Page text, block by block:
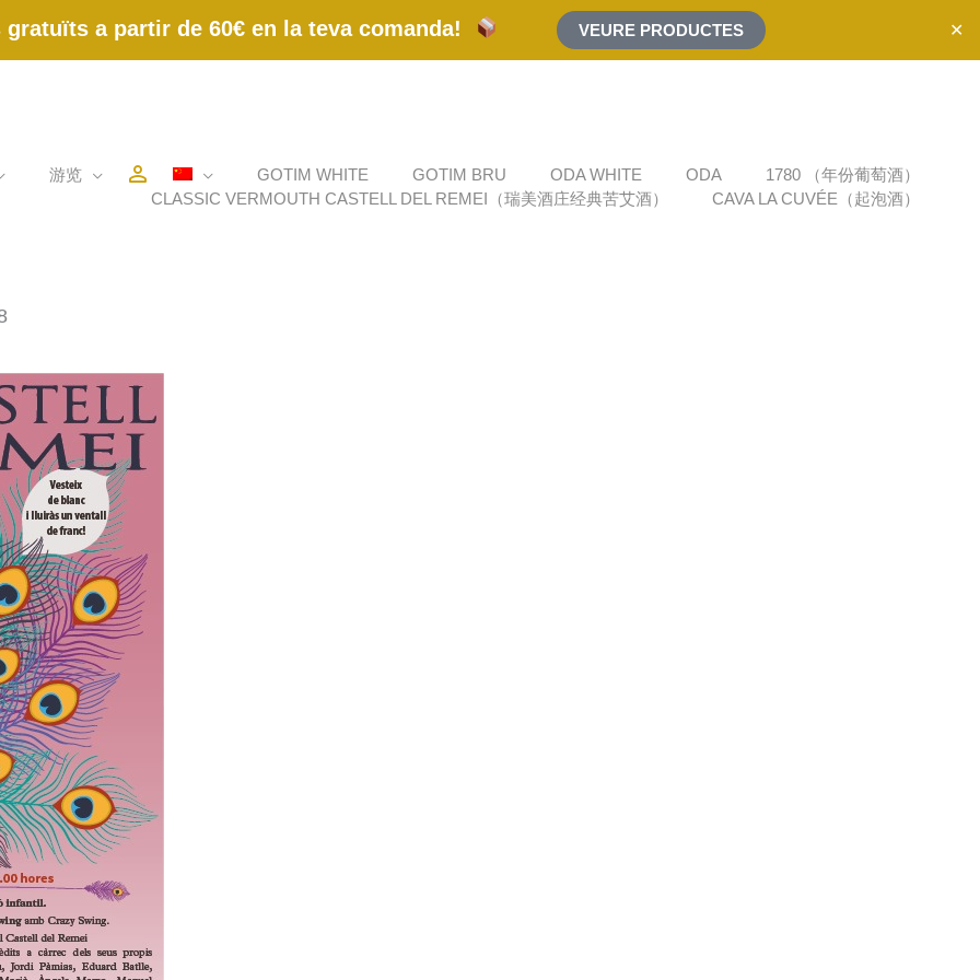
a partir de 60€ en la teva comanda! VEURE PRODUCTES ✕
游览 person_outline GOTIM WHITE GOTIM BRU ODA WHITE ODA
1780 （年份葡萄酒）
CLASSIC VERMOUTH CASTELL DEL REMEI（瑞美酒庄经典苦艾酒）
CAVA LA CUVÉE（起泡酒）